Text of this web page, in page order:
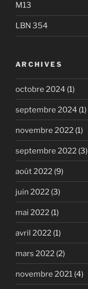
M13
LBN 354
ARCHIVES
octobre 2024 (1)
septembre 2024 (1)
novembre 2022 (1)
septembre 2022 (3)
août 2022 (9)
juin 2022 (3)
mai 2022 (1)
avril 2022 (1)
mars 2022 (2)
novembre 2021 (4)